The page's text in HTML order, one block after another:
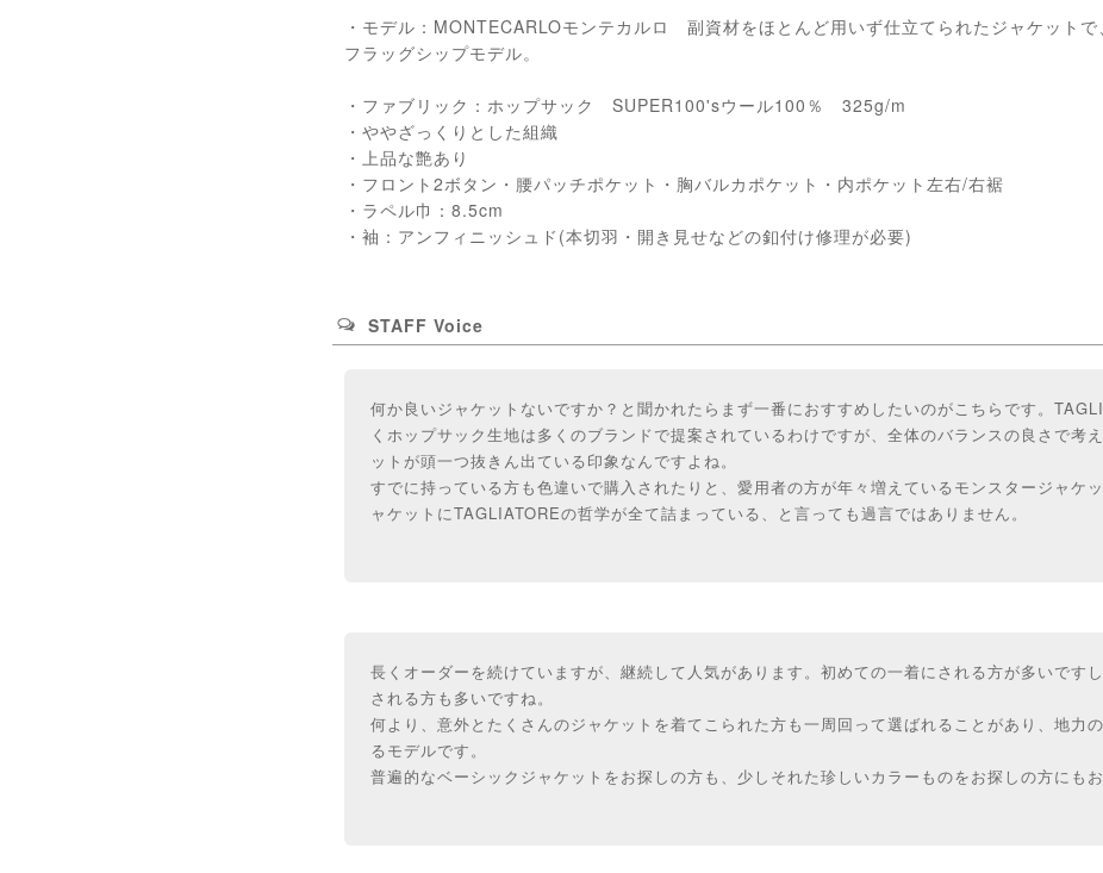
・モデル：MONTECARLOモンテカルロ 副資材をほとんど用いず仕立てられたジャケット
フラッグシップモデル。
・ファブリック：ホップサック SUPER100'sウール100％ 325g/m
・ややざっくりとした組織
・上品な艶あり
・フロント2ボタン・腰パッチポケット・胸バルカポケット・内ポケット左右/右裾
・ラペル巾：8.5cm
・袖：アンフィニッシュド(本切羽・開き見せなどの釦付け修理が必要)
STAFF Voice
何か良いジャケットないですか？と聞かれたらまず一番におすすめしたいのがこちらです。
くホップサック生地は多くのブランドで提案されているわけですが、全体のバランスの良さで考
ットが頭一つ抜きん出ている印象なんですよね。
すでに持っている方も色違いで購入されたりと、愛用者の方が年々増えているモンスタージャケ
ャケットにTAGLIATOREの哲学が全て詰まっている、と言っても過言ではありません。
長くオーダーを続けていますが、継続して人気があります。初めての一着にされる方が多いです
される方も多いですね。
何より、意外とたくさんのジャケットを着てこられた方も一周回って選ばれることがあり、地力
るモデルです。
普遍的なベーシックジャケットをお探しの方も、少しそれた珍しいカラーものをお探しの方にもお